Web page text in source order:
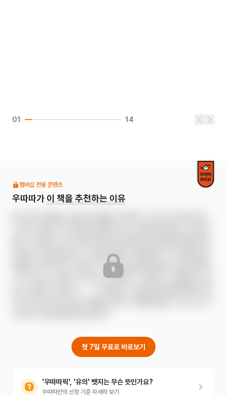
01 14
멤버십 전용 콘텐츠
우따따가 이 책을 추천하는 이유
선동이는 행운 불러오기 프로젝트를 시작했어요. 이 프로젝트는
행운을 가져다주는 아홉 가지 전통 놀이를 함께하는 프로젝트랍
니다. 투호, 공기놀이, 제기차기, 줄넘기, 다리밟기, 쥐불놀이, 널
첫 7일 무료로 바로보기
'우따따픽', '유의' 뱃지는 무슨 뜻인가요?
우따따만의 선정 기준 자세히 보기